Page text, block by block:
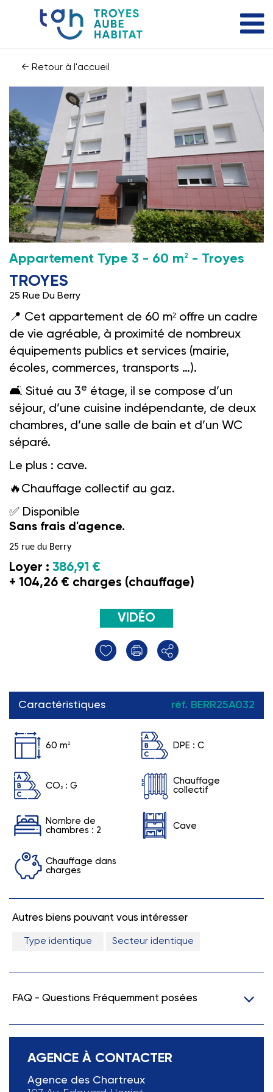
← Retour à l'accueil
Appartement Type 3 - 60 m2 - Troyes
TROYES
25 Rue Du Berry
📍 Cet appartement de 60 m² offre un cadre
de vie agréable, à proximité de nombreux
équipements publics et services (mairie,
écoles, commerces, transports …).
🛋️️ Situé au 3e étage, il se compose d’un
séjour, d’une cuisine indépendante, de deux
chambres, d’une salle de bain et d’un WC
séparé.
Le plus : cave.
🔥 Chauffage collectif au gaz.
✅ Disponible
Sans frais d'agence.
25 rue du Berry
Loyer : 386,91 €
+ 104,26 € charges (chauffage)
VIDÉO
Caractéristiques réf. BERR25A032
60 m 2 DPE : C
CO 2 : G
Chauffage
collectif
Nombre de
chambres : 2
Cave
Chauffage dans
charges
Autres biens pouvant vous intéresser
Type identique Secteur identique
FAQ - Questions Fréquemment posées
AGENCE À CONTACTER
Agence des Chartreux